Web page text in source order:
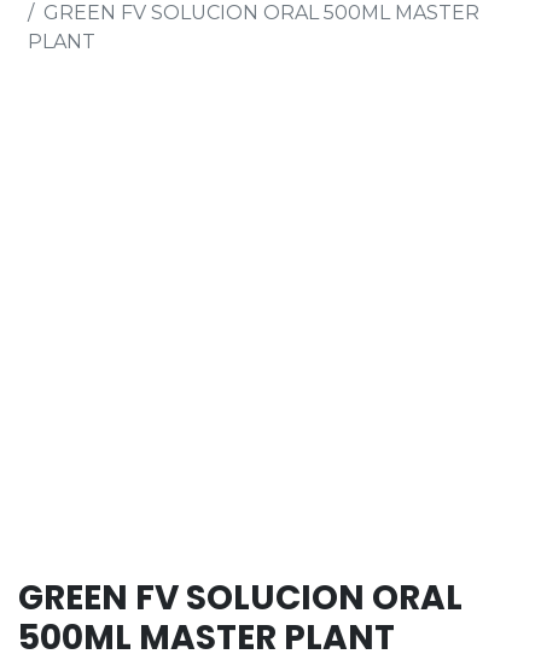
GREEN FV SOLUCION ORAL 500ML MASTER
PLANT
GREEN FV SOLUCION ORAL
500ML MASTER PLANT